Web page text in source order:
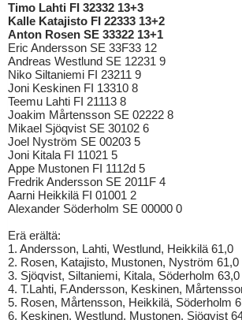
Timo Lahti FI 32332 13+3
Kalle Katajisto FI 22333 13+2
Anton Rosen SE 33322 13+1
Eric Andersson SE 33F33 12
Andreas Westlund SE 12231 9
Niko Siltaniemi FI 23211 9
Joni Keskinen FI 13310 8
Teemu Lahti FI 21113 8
Joakim Mårtensson SE 02222 8
Mikael Sjöqvist SE 30102 6
Joel Nyström SE 00203 5
Joni Kitala FI 11021 5
Appe Mustonen FI 1112d 5
Fredrik Andersson SE 2011F 4
Aarni Heikkilä FI 01001 2
Alexander Söderholm SE 00000 0
Erä erältä:
1. Andersson, Lahti, Westlund, Heikkilä 61,0
2. Rosen, Katajisto, Mustonen, Nyström 61,0
3. Sjöqvist, Siltaniemi, Kitala, Söderholm 63,0
4. T.Lahti, F.Andersson, Keskinen,
5. Rosen, Mårtensson, Heikkilä, Söderholm
6. Keskinen, Westlund, Mustonen, Sjöqvist